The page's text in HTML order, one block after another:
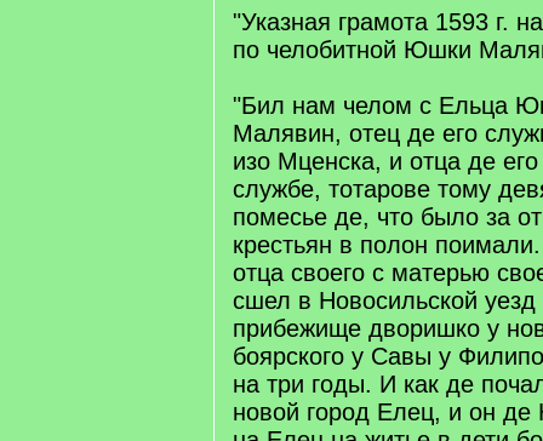
"Указная грамота 1593 г.
по челобитной Юшки
"Бил нам челом с Ельца
Малявин, отец де его
изо Мценска, и отца де
службе, тотарове тому
помесье де, что было за
крестьян в полон
отца своего с матерью
сшел в Новосильской
прибежище дворишко у
боярского у Савы у
на три годы. И как де
новой город Елец, и он